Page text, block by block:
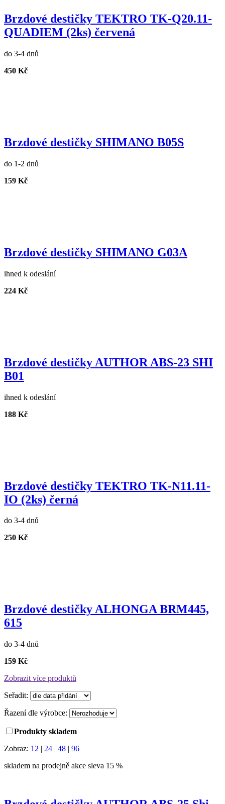
Brzdové destičky TEKTRO TK-Q20.11-
QUADIEM (2ks) červená
do 3-4 dnů
450 Kč
Brzdové destičky SHIMANO B05S
do 1-2 dnů
159 Kč
Brzdové destičky SHIMANO G03A
ihned k odeslání
224 Kč
Brzdové destičky AUTHOR ABS-23 SHI
B01
ihned k odeslání
188 Kč
Brzdové destičky TEKTRO TK-N11.11-
IO (2ks) černá
do 3-4 dnů
250 Kč
Brzdové destičky ALHONGA BRM445,
615
do 3-4 dnů
159 Kč
Zobrazit více produktů
Seřadit:
Řazení dle výrobce:
Produkty skladem
Zobraz: 12 | 24 | 48 | 96
skladem na prodejně akce sleva 15 %